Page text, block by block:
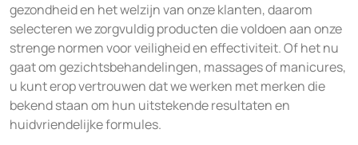
gezondheid en het welzijn van onze klanten, daarom
selecteren we zorgvuldig producten die voldoen aan onze
strenge normen voor veiligheid en effectiviteit. Of het nu
gaat om gezichtsbehandelingen, massages of manicures,
u kunt erop vertrouwen dat we werken met merken die
bekend staan om hun uitstekende resultaten en
huidvriendelijke formules.